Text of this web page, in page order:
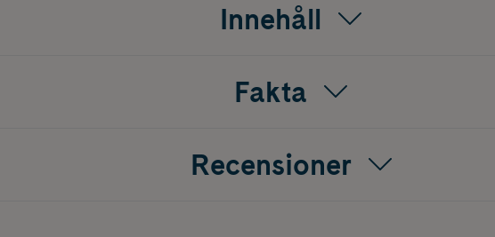
Innehåll
Fakta
Recensioner